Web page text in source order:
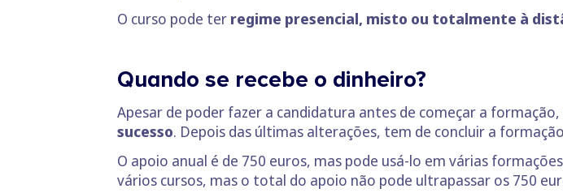
O curso pode ter regime presencial, misto ou totalmente à
Quando se recebe o dinheiro?
Apesar de poder fazer a candidatura antes de começar a formação,
sucesso. Depois das últimas alterações, tem de concluir a
O apoio anual é de 750 euros, mas pode usá-lo em várias
vários cursos, mas o total do apoio não pode ultrapassar os 750